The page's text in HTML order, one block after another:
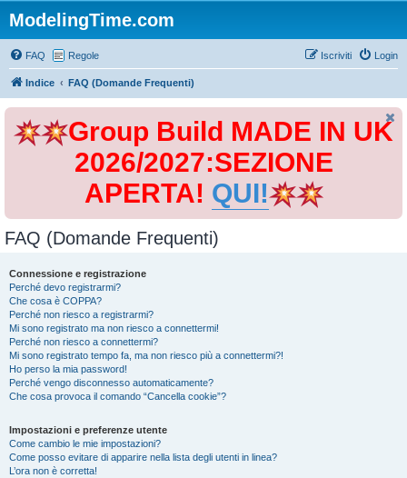
ModelingTime.com
FAQ Regole Login
Iscriviti
Indice FAQ (Domande Frequenti)
Group Build MADE IN UK
2026/2027:SEZIONE
APERTA! QUI!
FAQ (Domande Frequenti)
Connessione e registrazione
Perché devo registrarmi?
Che cosa è COPPA?
Perché non riesco a registrarmi?
Mi sono registrato ma non riesco a connettermi!
Perché non riesco a connettermi?
Mi sono registrato tempo fa, ma non riesco più a connettermi?!
Ho perso la mia password!
Perché vengo disconnesso automaticamente?
Che cosa provoca il comando “Cancella cookie”?
Impostazioni e preferenze utente
Come cambio le mie impostazioni?
Come posso evitare di apparire nella lista degli utenti in linea?
L’ora non è corretta!